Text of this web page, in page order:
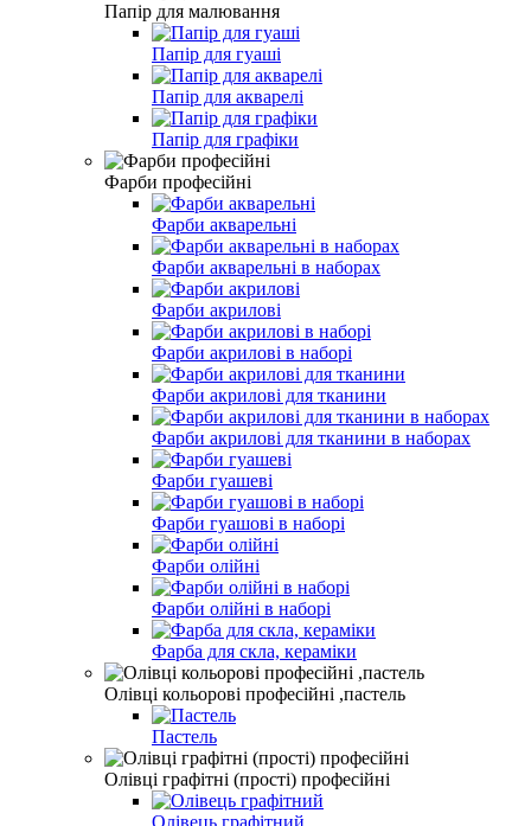
Папір для малювання
Папір для гуаші
Папір для акварелі
Папір для графіки
Фарби професійні
Фарби акварельні
Фарби акварельні в наборах
Фарби акрилові
Фарби акрилові в наборі
Фарби акрилові для тканини
Фарби акрилові для тканини в наборах
Фарби гуашеві
Фарби гуашові в наборі
Фарби олійні
Фарби олійні в наборі
Фарба для скла, кераміки
Олівці кольорові професійні ,пастель
Пастель
Олівці графітні (прості) професійні